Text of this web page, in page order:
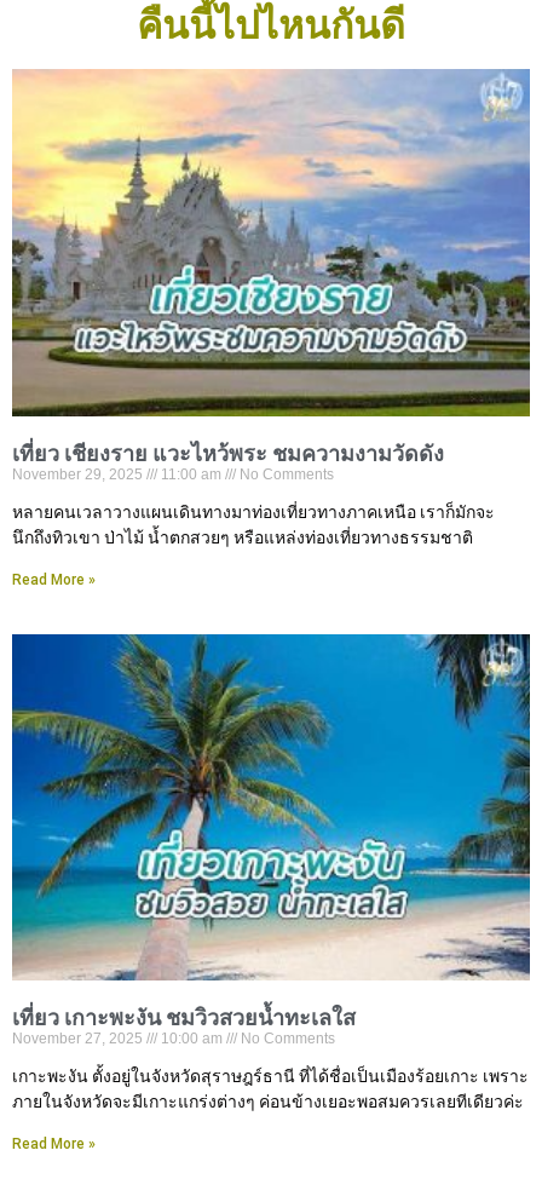
คืนนี้ไปไหนกันดี
เที่ยว เชียงราย แวะไหว้พระ ชมความงามวัดดัง
November 29, 2025 11:00 am No Comments
หลายคนเวลาวางแผนเดินทางมาท่องเที่ยวทางภาคเหนือ เราก็มักจะ
นึกถึงทิวเขา ป่าไม้ น้ำตกสวยๆ หรือแหล่งท่องเที่ยวทางธรรมชาติ
Read More »
เที่ยว เกาะพะงัน ชมวิวสวยน้ำทะเลใส
November 27, 2025 10:00 am No Comments
เกาะพะงัน ตั้งอยู่ในจังหวัดสุราษฎร์ธานี ที่ได้ชื่อเป็นเมืองร้อยเกาะ เพราะ
ภายในจังหวัดจะมีเกาะแกร่งต่างๆ ค่อนข้างเยอะพอสมควรเลยทีเดียวค่ะ
Read More »